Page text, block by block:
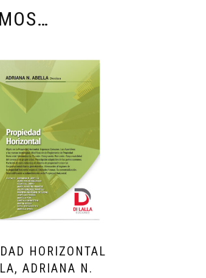
HORIZONTAL
ADRIANA N.